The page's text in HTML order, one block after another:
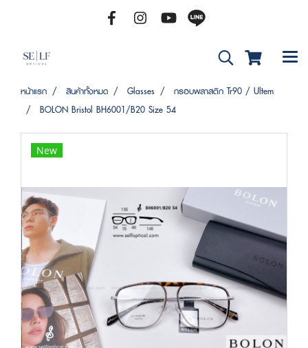
หน้าแรก สินค้าทั้งหมด Glasses
กรอบพลาสติก Tr90 / Ultem
BOLON Bristol BH6001/B20 Size 54
New